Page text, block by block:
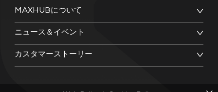
MAXHUBについて
ニュース＆イベント
カスタマーストーリー